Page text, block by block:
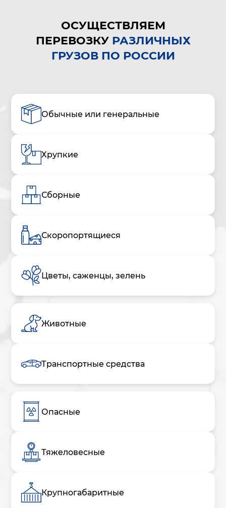
ОСУЩЕСТВЛЯЕМ
ПЕРЕВОЗКУРАЗЛИЧНЫХ
ГРУЗОВ ПО РОССИИ
Обычные или генеральные
Хрупкие
Сборные
Скоропортящиеся
Цветы, саженцы, зелень
Животные
Транспортные средства
Опасные
Тяжеловесные
Крупногабаритные